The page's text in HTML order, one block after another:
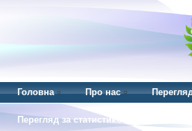
Головна Про нас
Перегляд за статистикою